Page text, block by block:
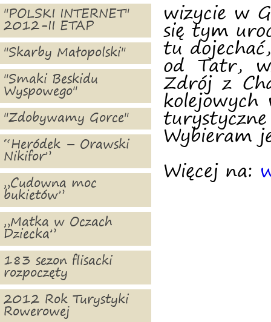
"POLSKI INTERNET"
2012-II ETAP
"Skarby Małopolski"
"Smaki Beskidu
Wyspowego"
"Zdobywamy Gorce"
“Heródek – Orawski
Nikifor”
„Cudowna moc
bukietów”
„Matka w Oczach
Dziecka”
183 sezon flisacki
rozpoczęty
2012 Rok Turystyki
Rowerowej
wizycie w
się tym
tu
od Tatr,
Zdrój z
kolejowych
Wybieram
Więcej na: